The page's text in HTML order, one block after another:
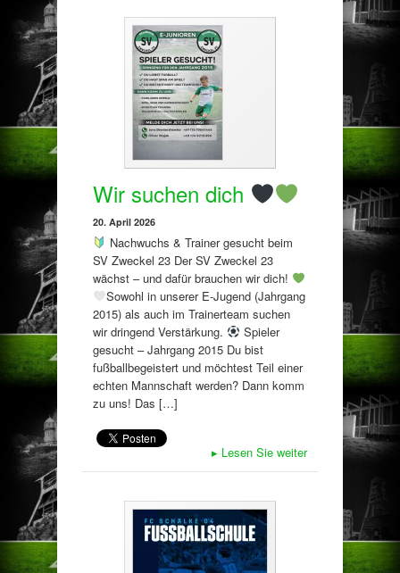
Wir suchen dich
20. April 2026
Nachwuchs & Trainer gesucht beim
SV Zweckel 23 Der SV Zweckel 23
wächst – und dafür brauchen wir dich!
Sowohl in unserer E-Jugend (Jahrgang
2015) als auch im Trainerteam suchen
wir dringend Verstärkung.
Spieler
gesucht – Jahrgang 2015 Du bist
fußballbegeistert und möchtest Teil einer
echten Mannschaft werden? Dann komm
zu uns! Das […]
▸ Lesen Sie weiter